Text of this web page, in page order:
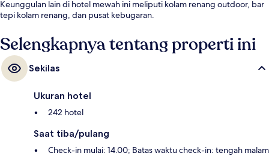
Keunggulan lain di hotel mewah ini meliputi kolam renang outdoor, bar
tepi kolam renang, dan pusat kebugaran.
Selengkapnya tentang properti ini
Sekilas
Ukuran hotel
242 hotel
Saat tiba/pulang
Check-in mulai: 14.00; Batas waktu check-in: tengah malam